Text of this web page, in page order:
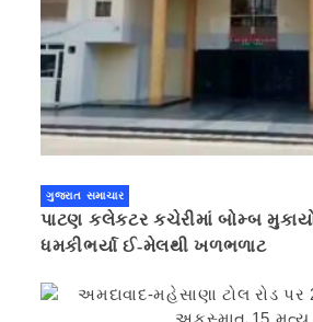
ગુજરાત સમાચાર
પાટણ કલેકટર કચેરીમાં બોમ્બ મુકાયો
ધમકીભર્યા ઈ-મેલથી ખળભળાટ